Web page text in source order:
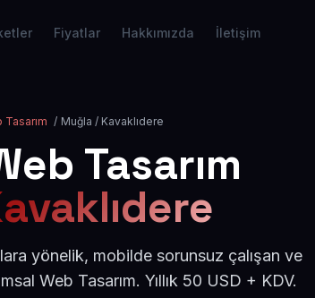
Fiyatlar Hakkımızda İletişim
Tasarım / Muğla / Kavaklıdere
Tasarım
yönelik, mobilde sorunsuz çalışan ve
Web Tasarım. Yıllık 50 USD + KDV.